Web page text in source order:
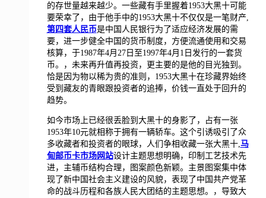
的存世量越来越少。一些藏有手里握着1953大黑十可能
要荣幸了，由于他手中的1953大黑十不仅仅是一笔财产,
第四套人民币是中国人民银行为了适应经济发展的需
要，进一步健全中国的货币制度，方便流通使用和交易
核算，于1987年4月27日至1997年4月1日发行的一套货
币。，未来再升值再投资，更主要的是他的目光独到。
恰是因为物以稀为贵的准则，1953大黑十在珍藏界始终
受到藏友的青眼跟投资者的追捧，价钱一直处于回升的
趋势。
如今市场上已经很丢脸到大黑十的身影了，占有一张
1953年10元就相称于拥有一辆轿车。这个引诱吸引了众
多收藏者和投资者的眼球，人们争相收藏一张大黑十,马
甸邮币卡市场网站设计主题思想明确，印制工艺技术先
进，主辅币结构合理，图案颜色新颖。主景图案集中体
现了新中国社会主义建设的风貌，表现了中国共产党革
命的战斗历程和各族人民大团结的主题思想。，导致大